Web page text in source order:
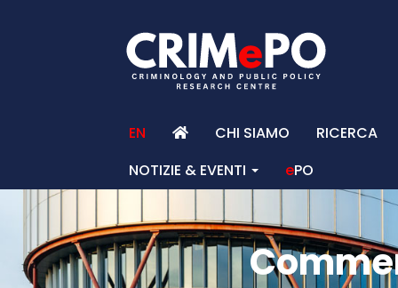
EN CHI SIAMO
RICERCA
NOTIZIE & EVENTI
ePO